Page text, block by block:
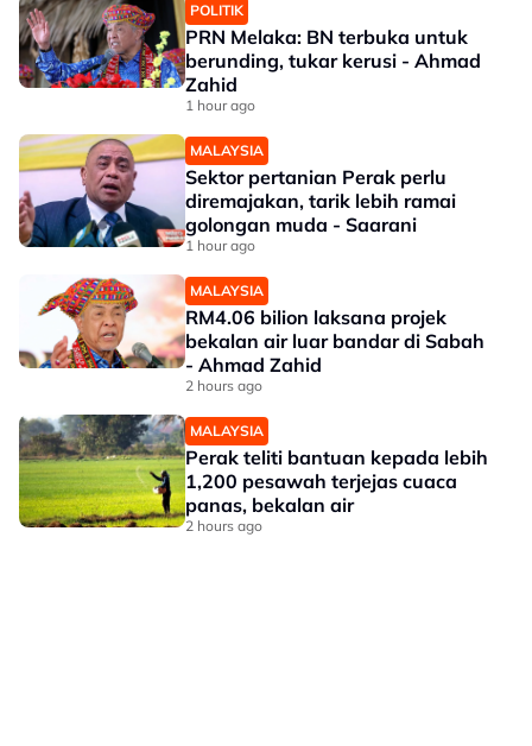
POLITIK
PRN Melaka: BN terbuka untuk
berunding, tukar kerusi - Ahmad
Zahid
1 hour ago
MALAYSIA
Sektor pertanian Perak perlu
diremajakan, tarik lebih ramai
golongan muda - Saarani
1 hour ago
MALAYSIA
RM4.06 bilion laksana projek
bekalan air luar bandar di Sabah
- Ahmad Zahid
2 hours ago
MALAYSIA
Perak teliti bantuan kepada lebih
1,200 pesawah terjejas cuaca
panas, bekalan air
2 hours ago